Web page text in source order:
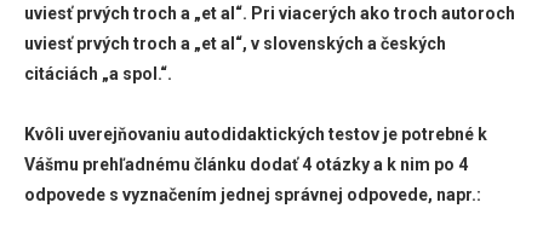
uviesť prvých troch a „et al“. Pri viacerých ako troch autoroch
uviesť prvých troch a „et al“, v slovenských a českých
citáciách „a spol.“.
Kvôli uverejňovaniu autodidaktických testov je potrebné k
Vášmu prehľadnému článku dodať 4 otázky a k nim po 4
odpovede s vyznačením jednej správnej odpovede, napr.: